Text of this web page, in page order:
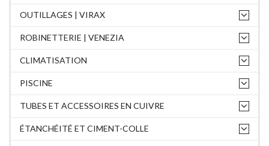
OUTILLAGES | VIRAX
ROBINETTERIE | VENEZIA
CLIMATISATION
PISCINE
TUBES ET ACCESSOIRES EN CUIVRE
ÉTANCHÉITÉ ET CIMENT-COLLE